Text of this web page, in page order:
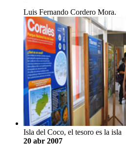
Luis Fernando Cordero Mora.
Isla del Coco, el tesoro es la isla
20 abr 2007